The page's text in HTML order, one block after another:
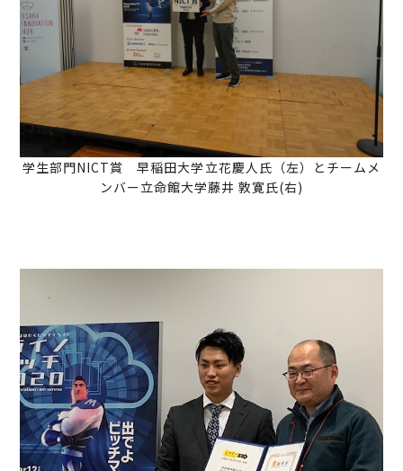
学生部門NICT賞 早稲田大学立花慶人氏（左）とチームメ
ンバー立命館大学藤井 敦寛氏(右)